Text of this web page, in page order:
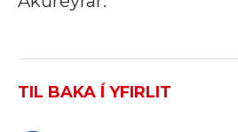
TIL BAKA Í YFIRLIT